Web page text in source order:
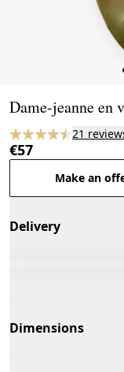
Dame-jeanne en
21
€57
Make an
Delivery
Dimensions